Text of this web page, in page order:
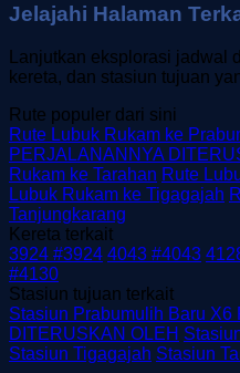
Jelajahi Halaman
Lanjutkan eksplorasi jadwal
kereta, dan stasiun tujuan
Rute populer dari sini
Rute Lubuk Rukam ke
PERJALANANNYA
Rukam ke Tarahan Rute
Lubuk Rukam ke Tigagajah
Tanjungkarang
Kereta terkait
3924 #3924 4043 #4043
#4130
Stasiun tujuan terkait
Stasiun Prabumulih Baru X6
DITERUSKAN OLEH
Stasiun Tigagajah Stasiun